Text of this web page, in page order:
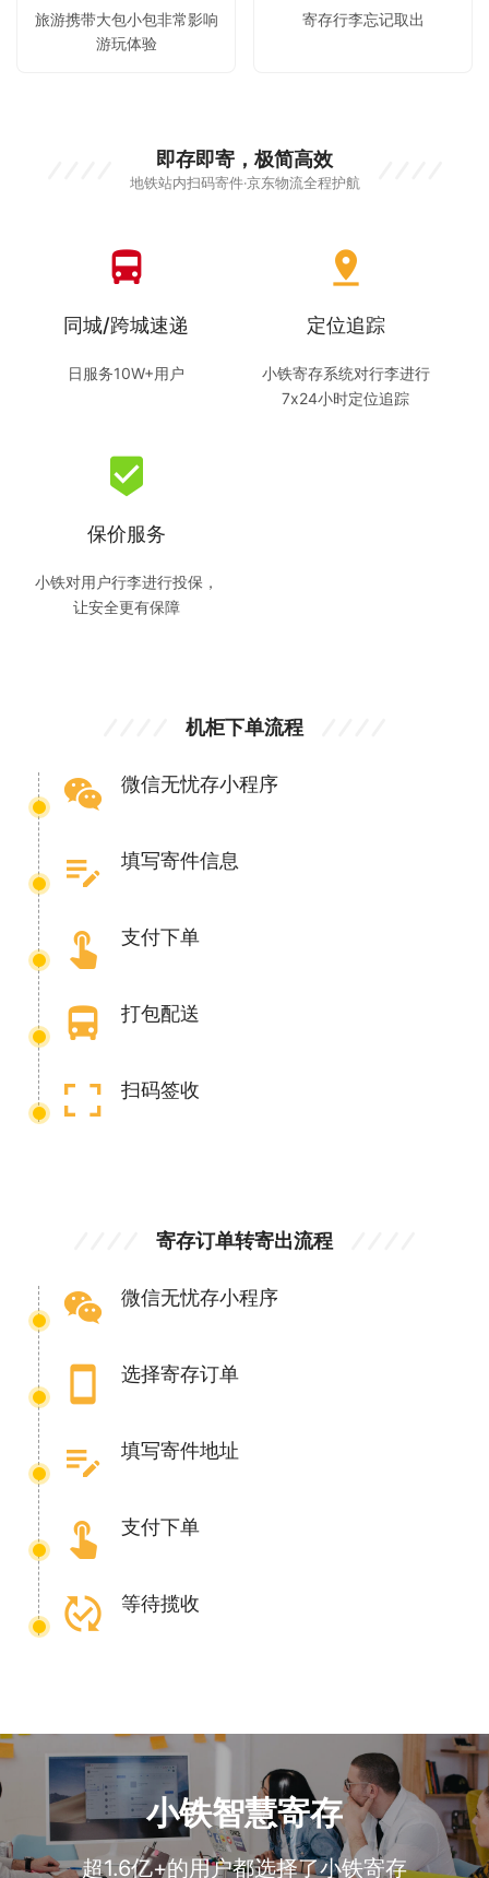
旅游携带大包小包非常影响
游玩体验
寄存行李忘记取出
即存即寄，极简高效
地铁站内扫码寄件·京东物流全程护航
directions_bus
同城/跨城速递
日服务10W+用户
pin_drop
定位追踪
小铁寄存系统对行李进行
7x24小时定位追踪
beenhere
保价服务
小铁对用户行李进行投保，
让安全更有保障
机柜下单流程
wechat 微信无忧存小程序
edit_note 填写寄件信息
touch_app 支付下单
directions_bus 打包配送
扫码签收
寄存订单转寄出流程
wechat 微信无忧存小程序
smartphone 选择寄存订单
edit_note 填写寄件地址
touch_app 支付下单
published_with_changes 等待揽收
小铁智慧寄存
超1.6亿+的用户都选择了小铁寄存